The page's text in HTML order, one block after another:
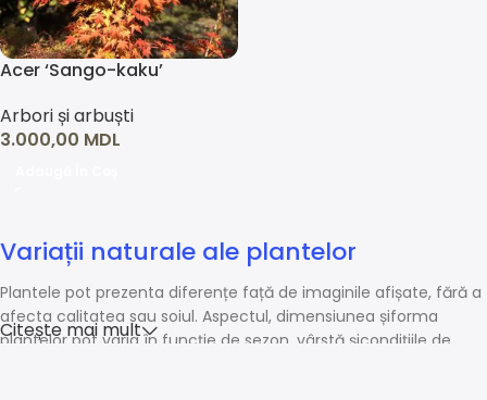
Acer ‘Sango-kaku’
Arbori și arbuști
3.000,00 MDL
Variații naturale ale plantelor
Plantele pot prezenta diferențe față de imaginile afișate, fără a
afecta calitatea sau soiul. Aspectul, dimensiunea șiforma
plantelor pot varia în funcție de sezon, vârstă șicondițiile de
Citește mai mult